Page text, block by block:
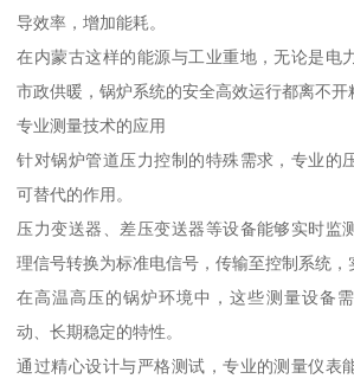
导效率，增加能耗。
在内蒙古这样的能源与工业重地，无论是电
市政供暖，锅炉系统的安全高效运行都离不开
专业测量技术的应用
针对锅炉管道压力控制的特殊需求，专业的
可替代的作用。
压力变送器、差压变送器等设备能够实时监
理信号转换为标准电信号，传输至控制系统，
在高温高压的锅炉环境中，这些测量设备
动、长期稳定的特性。
通过精心设计与严格测试，专业的测量仪表